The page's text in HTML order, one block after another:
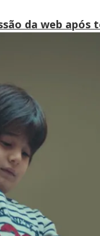
da web